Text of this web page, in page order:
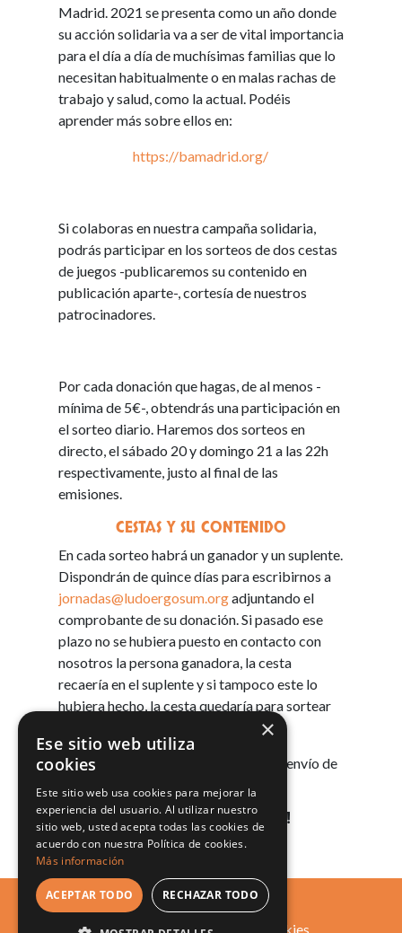
Madrid. 2021 se presenta como un año donde
su acción solidaria va a ser de vital importancia
para el día a día de muchísimas familias que lo
necesitan habitualmente o en malas rachas de
trabajo y salud, como la actual. Podéis
aprender más sobre ellos en:
https://bamadrid.org/
Si colaboras en nuestra campaña solidaria,
podrás participar en los sorteos de dos cestas
de juegos -publicaremos su contenido en
publicación aparte-, cortesía de nuestros
patrocinadores.
Por cada donación que hagas, de al menos -
mínima de 5€-, obtendrás una participación en
el sorteo diario. Haremos dos sorteos en
directo, el sábado 20 y domingo 21 a las 22h
respectivamente, justo al final de las
emisiones.
CESTAS Y SU CONTENIDO
En cada sorteo habrá un ganador y un suplente.
Dispondrán de quince días para escribirnos a
jornadas@ludoergosum.orgadjuntando el
comprobante de su donación. Si pasado ese
plazo no se hubiera puesto en contacto con
nosotros la persona ganadora, la cesta
recaería en el suplente y si tampoco este lo
hubiera hecho, la cesta quedaría para sortear
Ludo Ergo Sum asumirá los gastos de envío de
las cestas a España peninsular.
¡GRACIAS DE ANTEMANO!
LUDO ERGO SUM
Política de privacidad Política de cookies
×
Ese sitio web utiliza
cookies
Este sitio web usa cookies para mejorar la
experiencia del usuario. Al utilizar nuestro
sitio web, usted acepta todas las cookies de
acuerdo con nuestra Política de cookies.
Más información
ACEPTAR TODO RECHAZAR TODO